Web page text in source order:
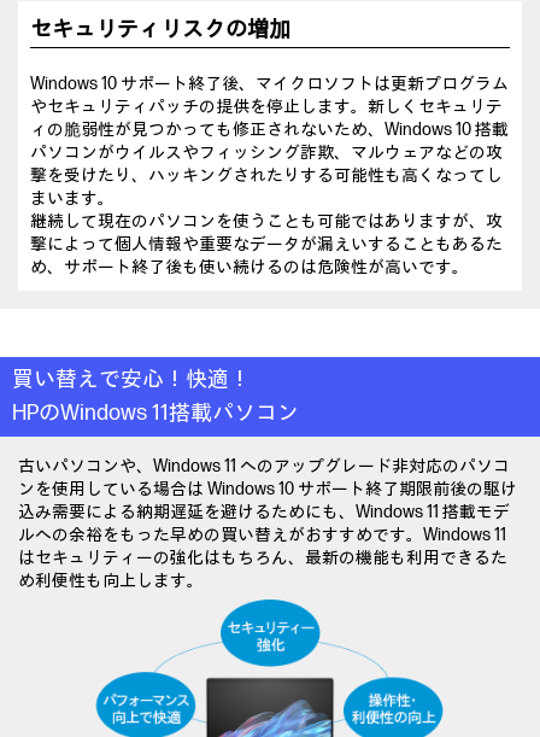
セキュリティリスクの増加
Windows 10 サポート終了後、マイクロソフトは更新プログラム
やセキュリティパッチの提供を停止します。新しくセキュリテ
ィの脆弱性が見つかっても修正されないため、Windows 10 搭載
パソコンがウイルスやフィッシング詐欺、マルウェアなどの攻
撃を受けたり、ハッキングされたりする可能性も高くなってし
まいます。
継続して現在のパソコンを使うことも可能ではありますが、攻
撃によって個人情報や重要なデータが漏えいすることもあるた
め、サポート終了後も使い続けるのは危険性が高いです。
買い替えで安心！快適！
HPのWindows 11搭載パソコン
古いパソコンや、Windows 11 へのアップグレード非対応のパソコ
ンを使用している場合は Windows 10 サポート終了期限前後の駆け
込み需要による納期遅延を避けるためにも、Windows 11 搭載モデ
ルへの余裕をもった早めの買い替えがおすすめです。Windows 11
はセキュリティーの強化はもちろん、最新の機能も利用できるた
め利便性も向上します。